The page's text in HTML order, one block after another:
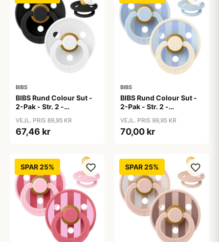
BIBS
BIBS Rund Colour Sut -
2-Pak - Str. 2 -
Black/White
VEJL. PRIS 89,95 KR
67,46 kr
BIBS
BIBS Rund Colour Sut -
2-Pak - Str. 2 -
Studio - Baby Blue/Dusty
Blue Mix
VEJL. PRIS 99,95 KR
70,00 kr
SPAR 25% SPAR 25%